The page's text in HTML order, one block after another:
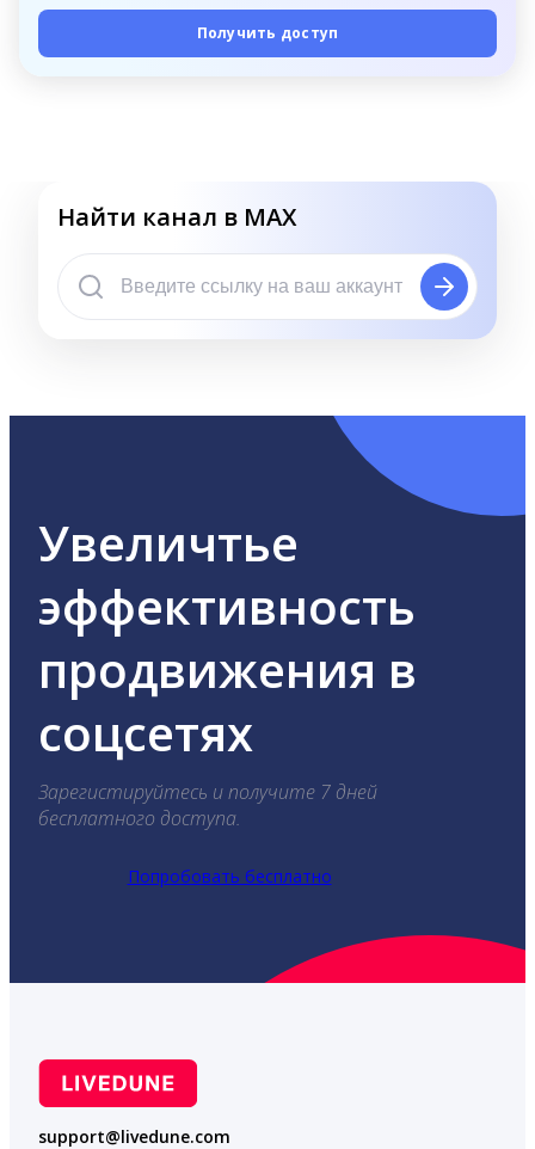
Получить доступ
Найти канал в MAX
Увеличтье
эффективность
продвижения в
соцсетях
Зарегистируйтесь и получите 7 дней
бесплатного доступа.
Попробовать бесплатно
support@livedune.com